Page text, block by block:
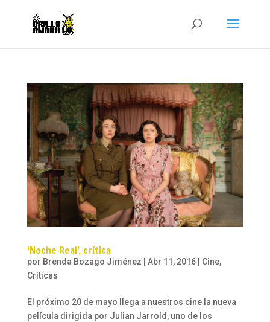
‘Noche Real’, crítica
por Brenda Bozago Jiménez Abr 11, 2016| Cine,
Críticas
El próximo 20 de mayo llega a nuestros cine la nueva
película dirigida por Julian Jarrold, uno de los